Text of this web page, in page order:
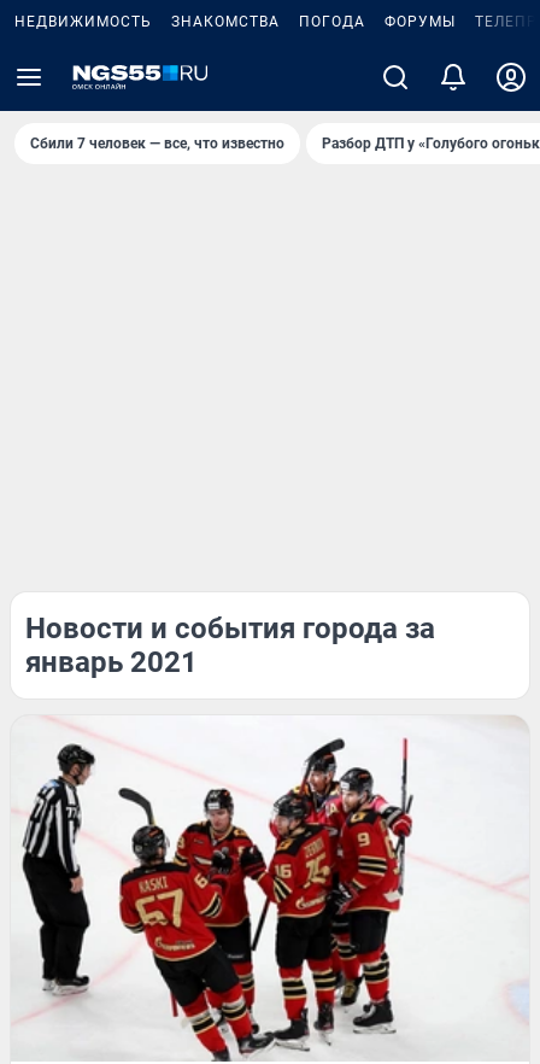
НЕДВИЖИМОСТЬ ЗНАКОМСТВА ПОГОДА ФОРУМЫ
Сбили 7 человек — все, что известно Разбор ДТП у «Голубого
Новости и события города за
январь 2021